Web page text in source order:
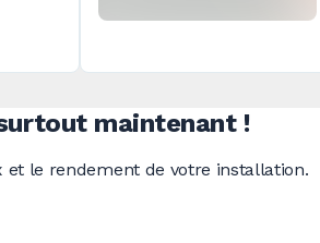
maintenant !
le rendement de votre installation.